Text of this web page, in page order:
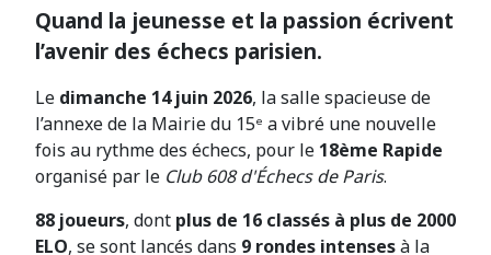
Quand la jeunesse et la passion écrivent
l’avenir des échecs parisien.
Le dimanche 14 juin 2026, la salle spacieuse de
l’annexe de la Mairie du 15ᵉ a vibré une nouvelle
fois au rythme des échecs, pour le 18ème Rapide
organisé par le Club 608 d'Échecs de Paris.
88 joueurs, dont plus de 16 classés à plus de 2000
ELO, se sont lancés dans 9 rondes intensesà la